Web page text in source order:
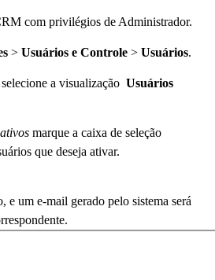
com privilégios de Administrador.
> Usuários e Controle > Usuários.
selecione a visualização Usuários
marque a caixa de seleção
que deseja ativar.
e um e-mail gerado pelo sistema será